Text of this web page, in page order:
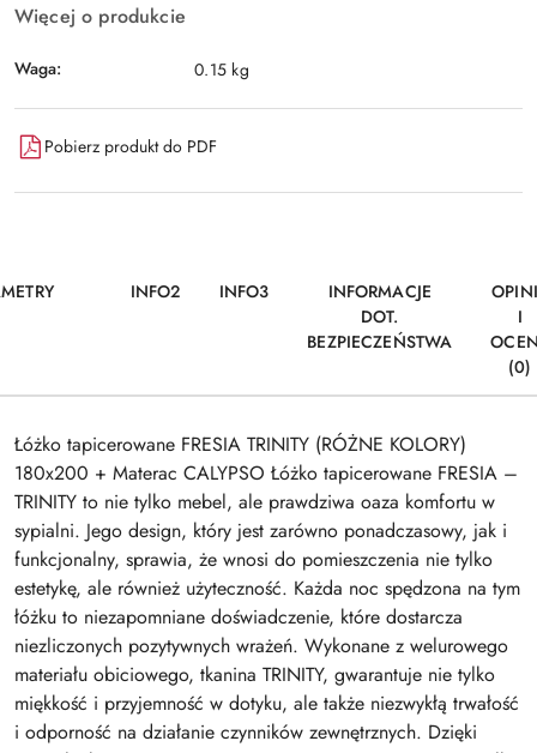
Więcej o produkcie
Waga: 0.15 kg
Pobierz produkt do PDF
INFO2 INFO3
INFORMACJE
DOT.
BEZPIECZEŃSTWA
I
(0)
Łóżko tapicerowane FRESIA TRINITY (RÓŻNE KOLORY)
180x200 + Materac CALYPSO Łóżko tapicerowane FRESIA –
TRINITY to nie tylko mebel, ale prawdziwa oaza komfortu w
sypialni. Jego design, który jest zarówno ponadczasowy, jak i
funkcjonalny, sprawia, że wnosi do pomieszczenia nie tylko
estetykę, ale również użyteczność. Każda noc spędzona na tym
łóżku to niezapomniane doświadczenie, które dostarcza
niezliczonych pozytywnych wrażeń. Wykonane z welurowego
materiału obiciowego, tkanina TRINITY, gwarantuje nie tylko
miękkość i przyjemność w dotyku, ale także niezwykłą trwałość
i odporność na działanie czynników zewnętrznych. Dzięki